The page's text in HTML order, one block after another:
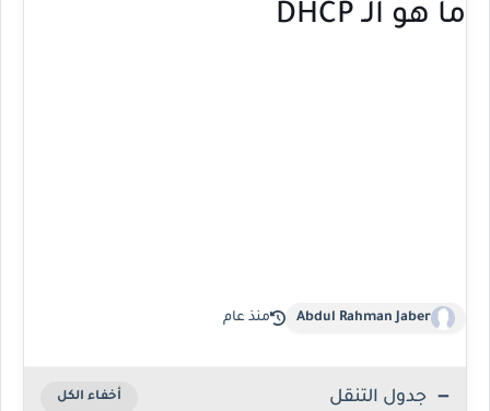
ما هو الـ DHCP
Abdul Rahman Jaber منذ عام
جدول التنقل